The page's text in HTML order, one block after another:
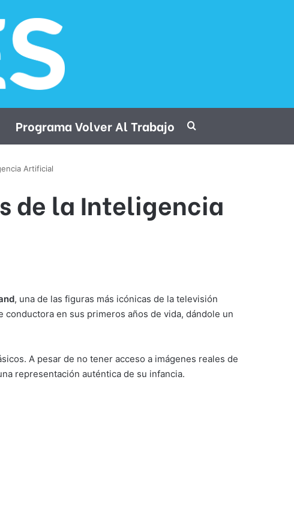
Programa Volver Al Trabajo
Artificial
de la Inteligencia
, una de las figuras más icónicas de la televisión
en sus primeros años de vida, dándole un
A pesar de no tener acceso a imágenes reales de
representación auténtica de su infancia.